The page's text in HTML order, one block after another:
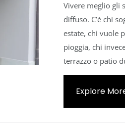
Vivere meglio gli
diffuso. C’è chi
estate, chi vuole
pioggia, chi
terrazzo o patio
Explore